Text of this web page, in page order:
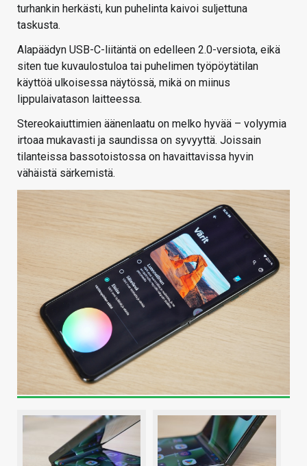
turhankin herkästi, kun puhelinta kaivoi suljettuna
taskusta.
Alapäädyn USB-C-liitäntä on edelleen 2.0-versiota, eikä
siten tue kuvaulostuloa tai puhelimen työpöytätilan
käyttöä ulkoisessa näytössä, mikä on miinus
lippulaivatason laitteessa.
Stereokaiuttimien äänenlaatu on melko hyvää – volyymia
irtoaa mukavasti ja saundissa on syvyyttä. Joissain
tilanteissa bassotoistossa on havaittavissa hyvin
vähäistä särkemistä.